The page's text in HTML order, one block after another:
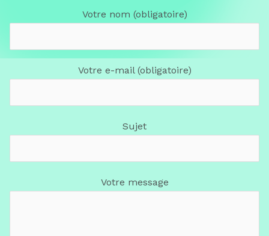
Votre nom (obligatoire)
Votre e-mail (obligatoire)
Sujet
Votre message